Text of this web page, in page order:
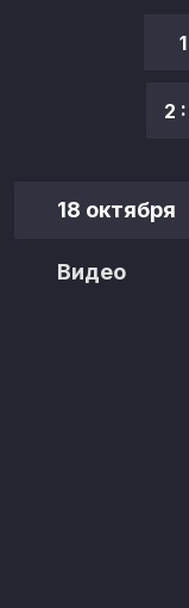
1
2
18 октября
Видео